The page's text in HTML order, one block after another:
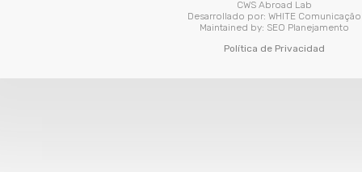
CWS Abroad Lab
Desarrollado por: WHITE Comunicação
Maintained by: SEO Planejamento
Política de Privacidad